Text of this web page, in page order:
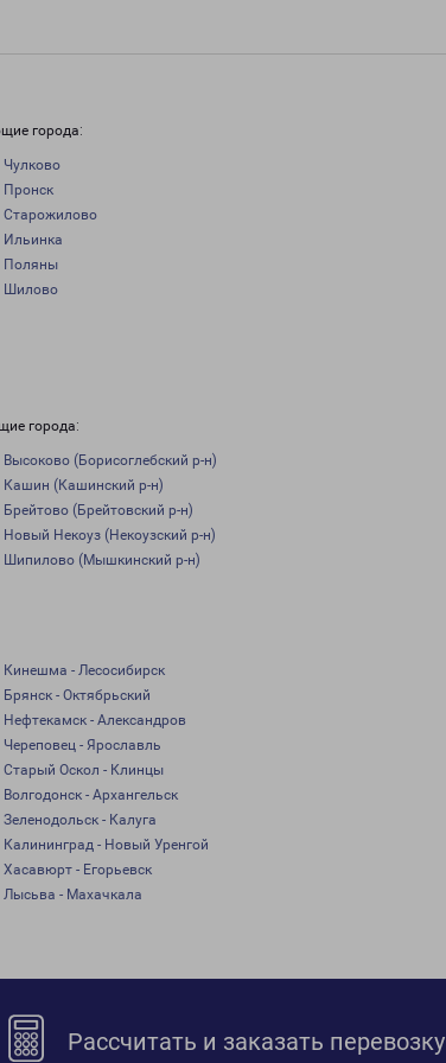
города:
Чулково
Пронск
Старожилово
Ильинка
Поляны
Шилово
города:
Высоково (Борисоглебский р-н)
Кашин (Кашинский р-н)
Брейтово (Брейтовский р-н)
Новый Некоуз (Некоузский р-н)
Шипилово (Мышкинский р-н)
Кинешма - Лесосибирск
Брянск - Октябрьский
Нефтекамск - Александров
Череповец - Ярославль
Старый Оскол - Клинцы
Волгодонск - Архангельск
Зеленодольск - Калуга
Калининград - Новый Уренгой
Хасавюрт - Егорьевск
Лысьва - Махачкала
Рассчитать и заказать перевозку